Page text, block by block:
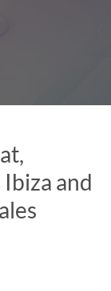
and